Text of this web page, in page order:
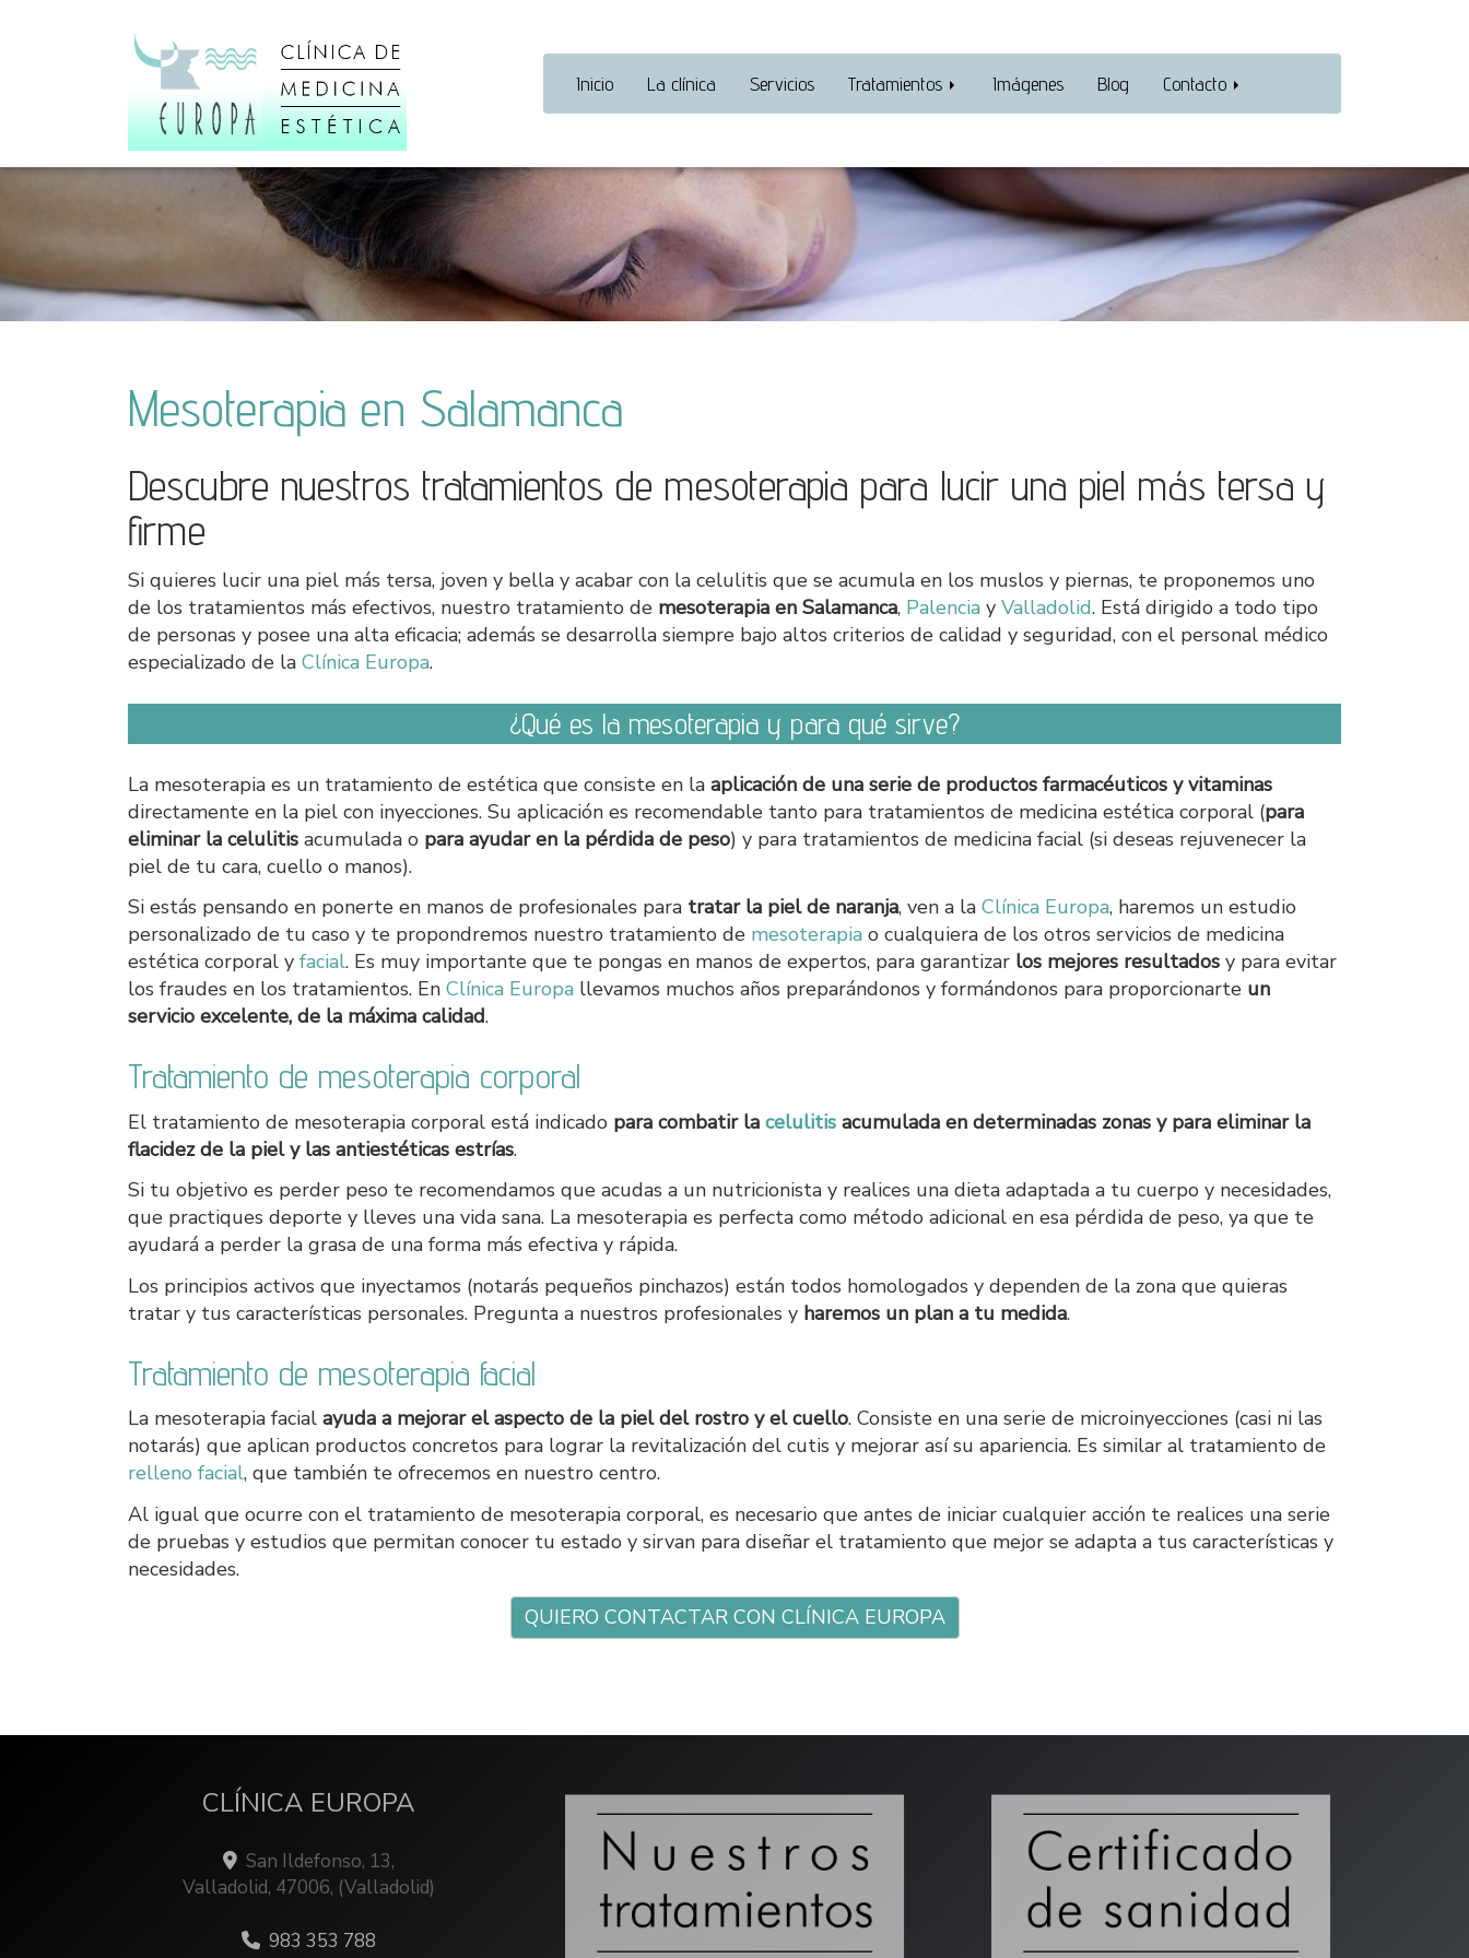
Inicio La clínica Servicios Tratamientos Imágenes Blog Contacto
Mesoterapia en Salamanca
Descubre nuestros tratamientos de mesoterapia para lucir una piel más tersa y
firme
Si quieres lucir una piel más tersa, joven y bella y acabar con la celulitis que se acumula en los muslos y piernas, te proponemos uno
de los tratamientos más efectivos, nuestro tratamiento de mesoterapia en Salamanca, Palencia y Valladolid. Está dirigido a todo tipo
de personas y posee una alta eficacia; además se desarrolla siempre bajo altos criterios de calidad y seguridad, con el personal médico
especializado de la Clínica Europa.
¿Qué es la mesoterapia y para qué sirve?
La mesoterapia es un tratamiento de estética que consiste en la aplicación de una serie de productos farmacéuticos y vitaminas
directamente en la piel con inyecciones. Su aplicación es recomendable tanto para tratamientos de medicina estética corporal (para
eliminar la celulitis acumulada o para ayudar en la pérdida de peso) y para tratamientos de medicina facial (si deseas rejuvenecer la
piel de tu cara, cuello o manos).
Si estás pensando en ponerte en manos de profesionales para tratar la piel de naranja, ven a la Clínica Europa, haremos un estudio
personalizado de tu caso y te propondremos nuestro tratamiento de mesoterapia o cualquiera de los otros servicios de medicina
estética corporal y facial. Es muy importante que te pongas en manos de expertos, para garantizar los mejores resultados y para evitar
los fraudes en los tratamientos. En Clínica Europa llevamos muchos años preparándonos y formándonos para proporcionarte un
servicio excelente, de la máxima calidad.
Tratamiento de mesoterapia corporal
El tratamiento de mesoterapia corporal está indicado para combatir la celulitis acumulada en determinadas zonas y para eliminar la
flacidez de la piel y las antiestéticas estrías.
Si tu objetivo es perder peso te recomendamos que acudas a un nutricionista y realices una dieta adaptada a tu cuerpo y necesidades,
que practiques deporte y lleves una vida sana. La mesoterapia es perfecta como método adicional en esa pérdida de peso, ya que te
ayudará a perder la grasa de una forma más efectiva y rápida.
Los principios activos que inyectamos (notarás pequeños pinchazos) están todos homologados y dependen de la zona que quieras
tratar y tus características personales. Pregunta a nuestros profesionales y haremos un plan a tu medida.
Tratamiento de mesoterapia facial
La mesoterapia facial ayuda a mejorar el aspecto de la piel del rostro y el cuello. Consiste en una serie de microinyecciones (casi ni las
notarás) que aplican productos concretos para lograr la revitalización del cutis y mejorar así su apariencia. Es similar al tratamiento de
relleno facial, que también te ofrecemos en nuestro centro.
Al igual que ocurre con el tratamiento de mesoterapia corporal, es necesario que antes de iniciar cualquier acción te realices una serie
de pruebas y estudios que permitan conocer tu estado y sirvan para diseñar el tratamiento que mejor se adapta a tus características y
necesidades.
QUIERO CONTACTAR CON CLÍNICA EUROPA
CLÍNICA EUROPA
San Ildefonso, 13,
Valladolid, 47006, (Valladolid)
983 353 788